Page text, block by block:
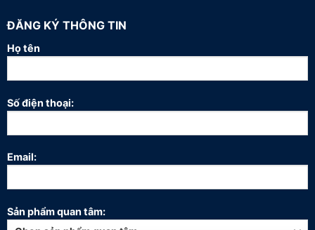
ĐĂNG KÝ THÔNG TIN
Họ tên
Số điện thoại:
Email:
Sản phẩm quan tâm: